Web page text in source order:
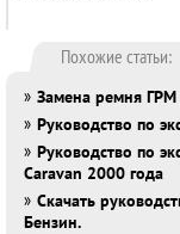
Похожие статьи:
» Замена ремня ГРМ
» Руководство по
» Руководство по
Caravan 2000 года
» Скачать
Бензин.